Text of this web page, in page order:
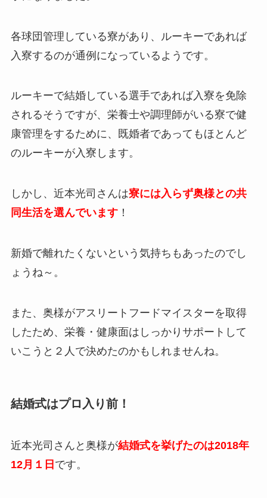
各球団管理している寮があり、ルーキーであれば
入寮するのが通例になっているようです。
ルーキーで結婚している選手であれば入寮を免除
されるそうですが、栄養士や調理師がいる寮で健
康管理をするために、既婚者であってもほとんど
のルーキーが入寮します。
しかし、近本光司さんは寮には入らず奥様との共
同生活を選んでいます！
新婚で離れたくないという気持ちもあったのでし
ょうね～。
また、奥様がアスリートフードマイスターを取得
したため、栄養・健康面はしっかりサポートして
いこうと２人で決めたのかもしれませんね。
結婚式はプロ入り前！
近本光司さんと奥様が結婚式を挙げたのは2018年
12月１日 です。